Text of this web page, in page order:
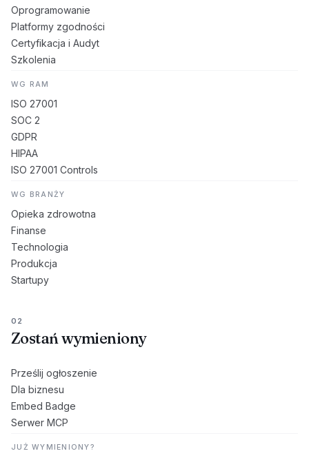
Oprogramowanie
Platformy zgodności
Certyfikacja i Audyt
Szkolenia
WG RAM
ISO 27001
SOC 2
GDPR
HIPAA
ISO 27001 Controls
WG BRANŻY
Opieka zdrowotna
Finanse
Technologia
Produkcja
Startupy
02
Zostań wymieniony
Prześlij ogłoszenie
Dla biznesu
Embed Badge
Serwer MCP
JUŻ WYMIENIONY?